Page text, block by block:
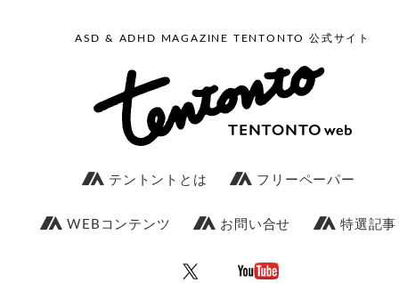
ASD & ADHD MAGAZINE TENTONTO 公式サイト
テントントとは フリーペーパー
WEBコンテンツ お問い合せ 特選記事